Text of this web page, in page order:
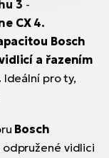
3 -
CX 4.
Bosch
a řazením
Ideální pro ty,
Bosch
odpružené vidlici